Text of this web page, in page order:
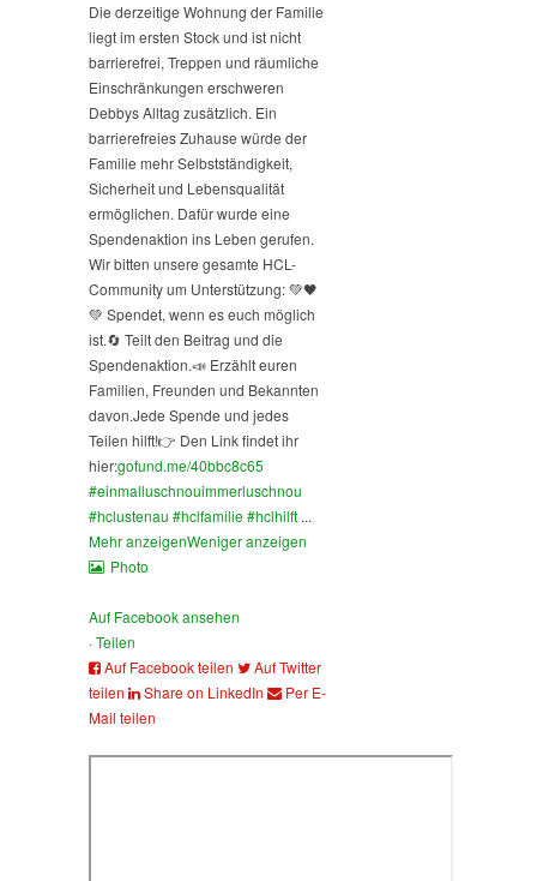
Die derzeitige Wohnung der Familie
liegt im ersten Stock und ist nicht
barrierefrei, Treppen und räumliche
Einschränkungen erschweren
Debbys Alltag zusätzlich. Ein
barrierefreies Zuhause würde der
Familie mehr Selbstständigkeit,
Sicherheit und Lebensqualität
ermöglichen. Dafür wurde eine
Spendenaktion ins Leben gerufen.
Wir bitten unsere gesamte HCL-
Community um Unterstützung: 💚🖤
💚 Spendet, wenn es euch möglich
ist.🔄 Teilt den Beitrag und die
Spendenaktion.📣 Erzählt euren
Familien, Freunden und Bekannten
davon.Jede Spende und jedes
Teilen hilft!👉 Den Link findet ihr
hier:gofund.me/40bbc8c65
#einmalluschnouimmerluschnou
#hclustenau #hclfamilie#hclhilft ...
Mehr anzeigenWeniger anzeigen
Photo
Auf Facebook ansehen
·Teilen
Auf Facebook teilen
Auf Twitter
teilen
Share on LinkedIn
Per E-
Mail teilen